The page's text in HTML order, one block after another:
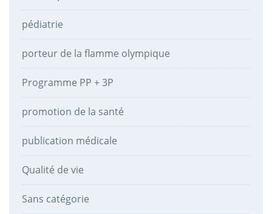
pédiatrie
porteur de la flamme olympique
Programme PP + 3P
promotion de la santé
publication médicale
Qualité de vie
Sans catégorie